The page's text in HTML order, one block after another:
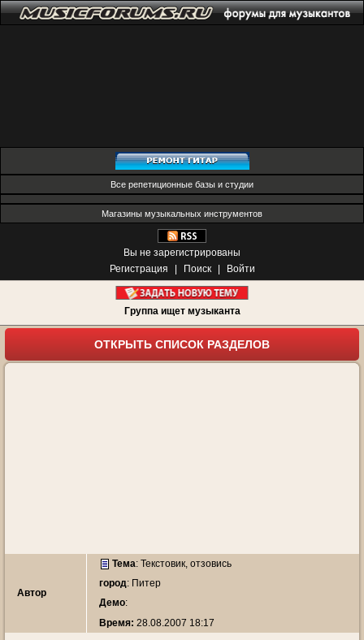
Все репетиционные базы и студии
Магазины музыкальных инструментов
Вы не зарегистрированы
Регистрация
Поиск Войти
Группа ищет музыканта
ОТКРЫТЬ СПИСОК РАЗДЕЛОВ
Автор
Тема: Текстовик, отзовись
город: Питер
Демо:
Время: 28.08.2007 18:17